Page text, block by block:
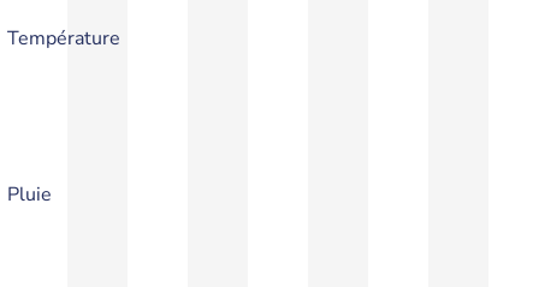
Température
Pluie